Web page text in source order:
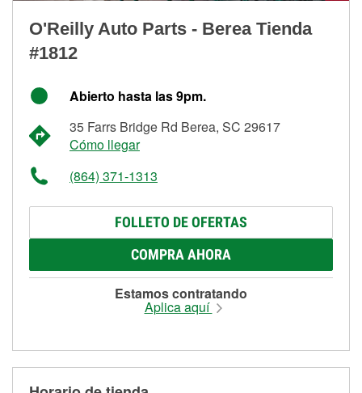
O'Reilly Auto Parts - Berea Tienda
#1812
Abierto hasta las 9pm.
35 Farrs Bridge Rd Berea, SC 29617
Cómo llegar
(864) 371-1313
FOLLETO DE OFERTAS
COMPRA AHORA
Estamos contratando
Aplica aquí